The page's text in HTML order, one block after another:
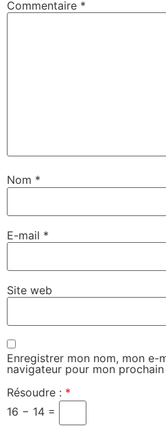
Commentaire *
Nom *
E-mail *
Site web
Enregistrer mon nom, mon e-
navigateur pour mon
Résoudre : *
16 − 14 =